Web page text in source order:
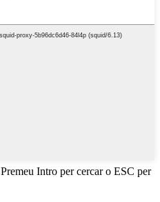
Premeu Intro per cercar o ESC per